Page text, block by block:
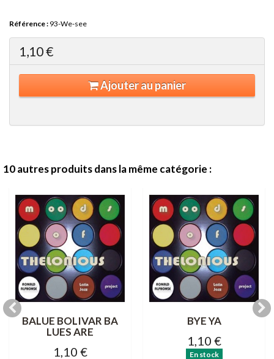
Référence : 93-We-see
1,10 €
Ajouter au panier
10 autres produits dans la même catégorie :
BALUE BOLIVAR BA
LUES ARE
1,10 €
BYE YA
1,10 €
En stock